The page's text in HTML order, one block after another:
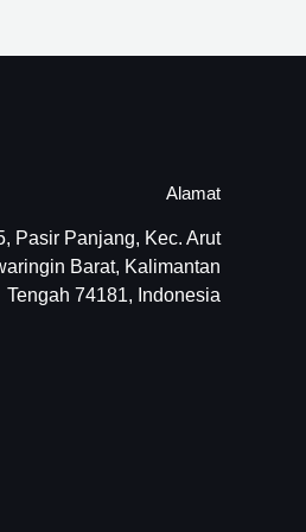
Alamat
Pasir Panjang, Kec. Arut
Barat, Kalimantan
Tengah 74181, Indonesia